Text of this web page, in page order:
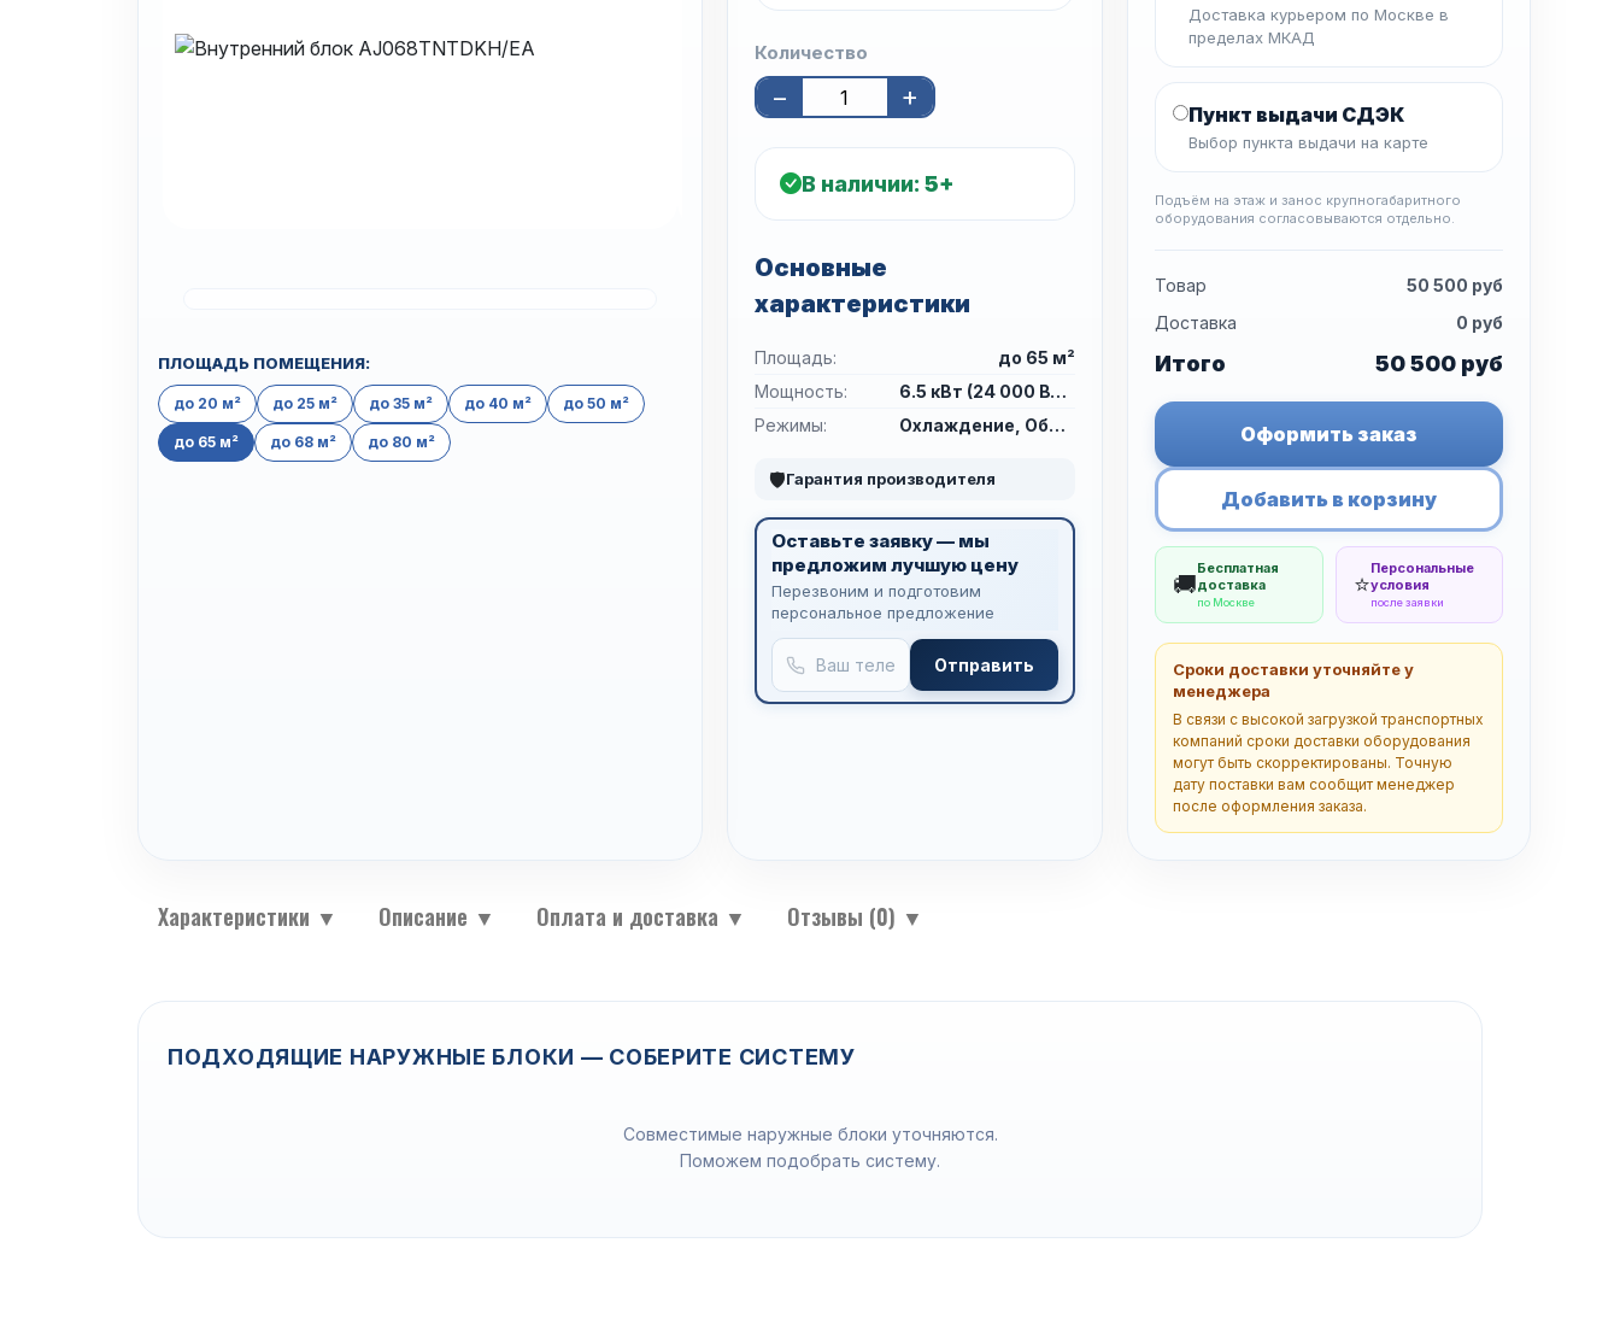
ПЛОЩАДЬ ПОМЕЩЕНИЯ:
до 20 м² до 25 м² до 35 м² до 40 м² до 50 м²
до 65 м² до 68 м² до 80 м²
Количество
− +
В наличии: 5+
Основные
характеристики
Площадь:
до 65 м²
Мощность:
6.5 кВт (24 000 BTU)
Режимы:
Охлаждение, Обогрев, Осушение, Вентиляция
🛡Гарантия производителя
Оставьте заявку — мы
предложим лучшую цену
Перезвоним и подготовим
персональное предложение
Отправить
Доставка курьером по Москве в
пределах МКАД
Пункт выдачи СДЭК
Выбор пункта выдачи на карте
Подъём на этаж и занос крупногабаритного
оборудования согласовываются отдельно.
Товар 50 500 руб
Доставка
0 руб
Итого 50 500руб
Оформить заказ
Добавить в корзину
🚚
Бесплатная
доставка
по Москве
⭐
Персональные
условия
после заявки
Сроки доставки уточняйте у
менеджера
В связи с высокой загрузкой транспортных
компаний сроки доставки оборудования
могут быть скорректированы. Точную
дату поставки вам сообщит менеджер
после оформления заказа.
Характеристики ▼ Описание ▼ Оплата и доставка ▼ Отзывы (0) ▼
ПОДХОДЯЩИЕ НАРУЖНЫЕ БЛОКИ — СОБЕРИТЕ СИСТЕМУ
Совместимые наружные блоки уточняются.
Поможем подобрать систему.